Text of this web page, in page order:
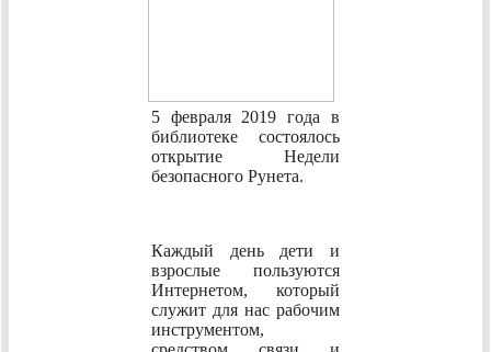
5 февраля 2019 года в
библиотеке состоялось
открытие Недели
безопасного Рунета.
Каждый день дети и
взрослые пользуются
Интернетом, который
служит для нас рабочим
инструментом,